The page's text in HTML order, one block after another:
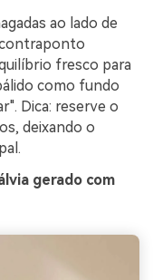
ao lado de
fresco para
como fundo
Dica: reserve o
deixando o
gerado com